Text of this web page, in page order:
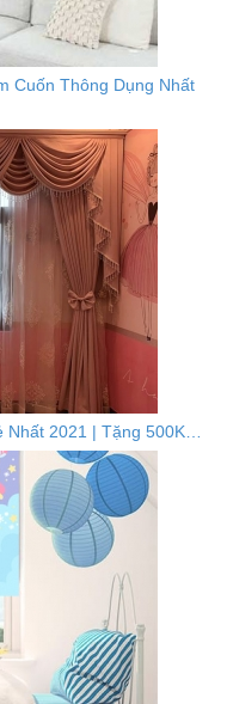
Cuốn Thông Dụng Nhất
2021 | Tặng 500K…